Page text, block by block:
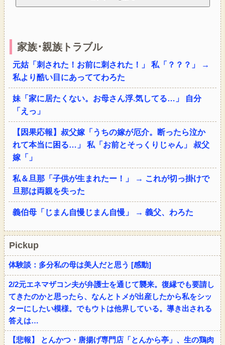
家族･親族トラブル
元姑「刺された！お前に刺された！」 私「？？？」 →
私より酷い目にあっててわろた
妹「家に居たくない。お母さん浮.気してる…」 自分
「えっ」
【因果応報】叔父嫁「うちの嫁が厄介。断ったら泣か
れて本当に困る…」 私「お前とそっくりじゃん」 叔父
嫁「」
私＆旦那「子供が生まれたー！」 → これが切っ掛けで
旦那は両親を失った
義伯母「じまん自慢じまん自慢」 → 義父、わろた
Pickup
体験談：多分私の母は美人だと思う [感動]
2/2元エネマザコン夫が弁護士を通じて襲来。復縁でも要請し
てきたのかと思ったら、なんとトメが出産したから私をシッ
ターにしたい模様。でもウトは他界している。導き出される
答えは…
【悲報】 とんかつ・唐揚げ専門店「とんから亭」、生の鶏肉